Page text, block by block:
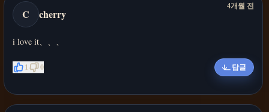
C cherry
4개월 전
i love it、、、
1 0 답글